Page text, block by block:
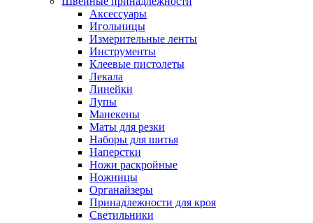
Аксессуары
Игольницы
Измерительные ленты
Инструменты
Клеевые пистолеты
Лекала
Линейки
Лупы
Манекены
Маты для резки
Наборы для шитья
Наперстки
Ножи раскройные
Ножницы
Органайзеры
Принадлежности для кроя
Светильники